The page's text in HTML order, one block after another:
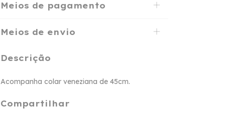
Meios de pagamento
Meios de envio
Descrição
Acompanha colar veneziana de 45cm.
Compartilhar